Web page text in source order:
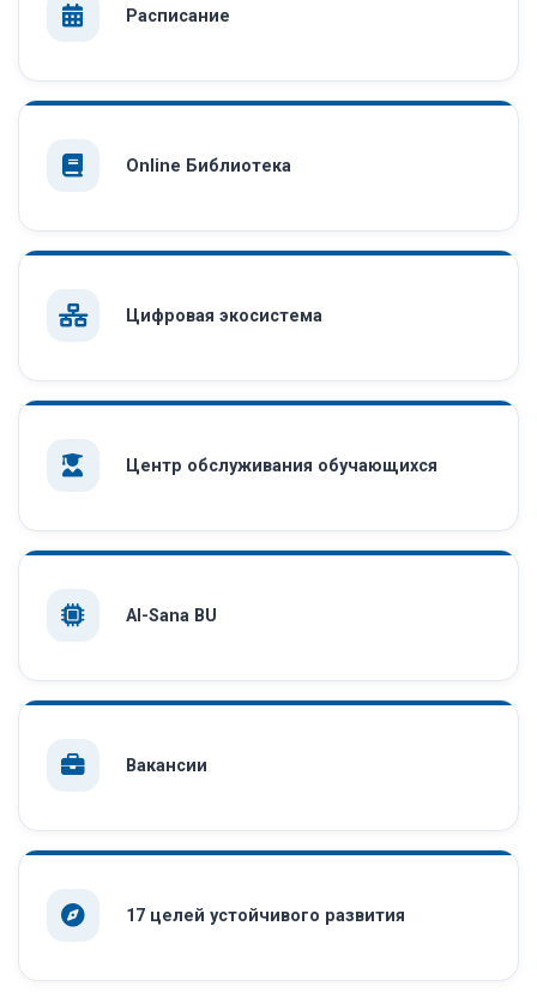
Расписание
Online Библиотека
Цифровая экосистема
Центр обслуживания обучающихся
AI-Sana BU
Вакансии
17 целей устойчивого развития